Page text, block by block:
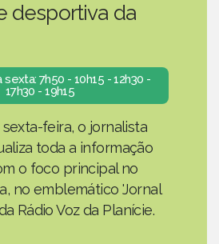
desportiva da
7h50 - 10h15 - 12h30 -
17h30 - 19h15
feira, o jornalista
toda a informação
o foco principal no
no emblemático 'Jornal
Rádio Voz da Planície.